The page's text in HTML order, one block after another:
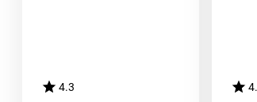
4.3